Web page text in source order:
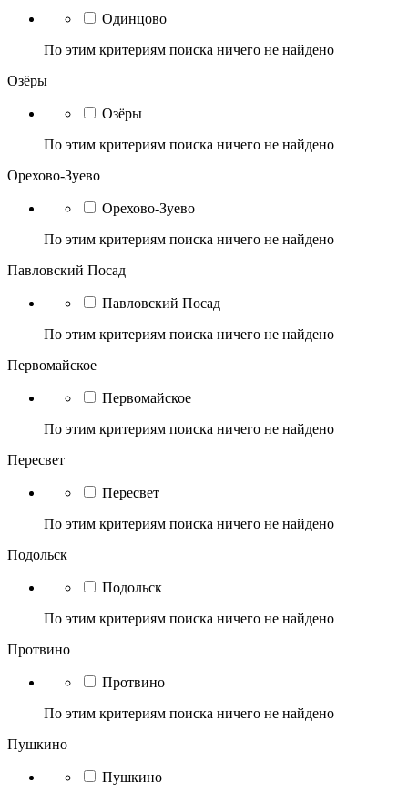
Одинцово
По этим критериям поиска ничего не найдено
Озёры
Озёры
По этим критериям поиска ничего не найдено
Орехово-Зуево
Орехово-Зуево
По этим критериям поиска ничего не найдено
Павловский Посад
Павловский Посад
По этим критериям поиска ничего не найдено
Первомайское
Первомайское
По этим критериям поиска ничего не найдено
Пересвет
Пересвет
По этим критериям поиска ничего не найдено
Подольск
Подольск
По этим критериям поиска ничего не найдено
Протвино
Протвино
По этим критериям поиска ничего не найдено
Пушкино
Пушкино